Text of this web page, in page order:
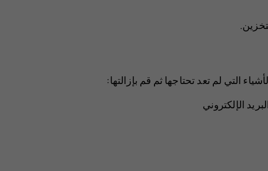
.
التي لم تعد تحتاجها ثم قم بإزالتها:
الإلكتروني